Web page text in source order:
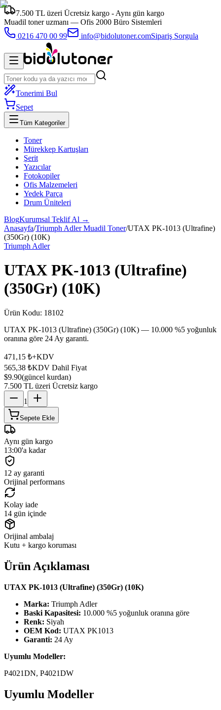
7.500 TL üzeri Ücretsiz kargo - Aynı gün kargo
Muadil toner uzmanı — Ofis 2000 Büro Sistemleri
0216 470 00 99
info@bidolutoner.comSipariş Sorgula
Tonerimi Bul
Sepet
Tüm Kategoriler
Toner
Mürekkep Kartuşları
Şerit
Yazıcılar
Fotokopiler
Ofis Malzemeleri
Yedek Parça
Drum Üniteleri
BlogKurumsal Teklif Al →
Anasayfa/Triumph Adler Muadil Toner/UTAX PK-1013 (Ultrafine)
(350Gr) (10K)
Triumph Adler
UTAX PK-1013 (Ultrafine)
(350Gr) (10K)
Ürün Kodu: 18102
UTAX PK-1013 (Ultrafine) (350Gr) (10K) — 10.000 %5 yoğunluk
oranına göre 24 Ay garanti.
471,15 ₺+KDV
565,38 ₺KDV Dahil Fiyat
$9.90(güncel kurdan)
7.500 TL üzeri Ücretsiz kargo
1
Sepete Ekle
Aynı gün kargo
13:00'a kadar
12 ay garanti
Orijinal performans
Kolay iade
14 gün içinde
Orijinal ambalaj
Kutu + kargo koruması
Ürün Açıklaması
UTAX PK-1013 (Ultrafine) (350Gr) (10K)
Marka: Triumph Adler
Baski Kapasitesi: 10.000 %5 yoğunluk oranına göre
Renk: Siyah
OEM Kod: UTAX PK1013
Garanti: 24 Ay
Uyumlu Modeller:
P4021DN, P4021DW
Uyumlu Modeller